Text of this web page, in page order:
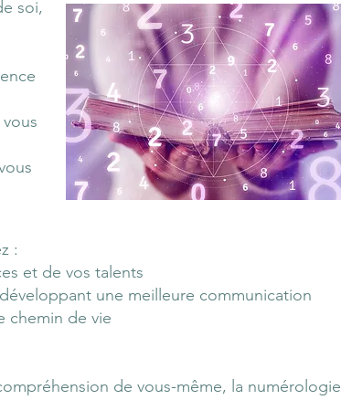
soi,
:
et de vos talents
une meilleure communication
chemin de vie
de vous-même, la numérologie